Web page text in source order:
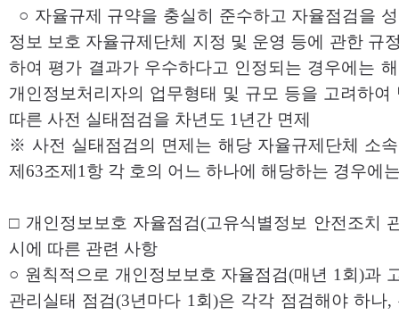
○ 자율규제 규약을 충실히 준수하고 자율점검을
정보 보호 자율규제단체 지정 및 운영 등에 관한 규
하여 평가 결과가 우수하다고 인정되는 경우에는
개인정보처리자의 업무형태 및 규모 등을 고려하여
따른 사전 실태점검을 차년도 1년간 면제
※ 사전 실태점검의 면제는 해당 자율규제단체 소
제63조제1항 각 호의 어느 하나에 해당하는 경우에
□ 개인정보보호 자율점검(고유식별정보 안전조치
시에 따른 관련 사항
○ 원칙적으로 개인정보보호 자율점검(매년 1회)과
관리실태 점검(3년마다 1회)은 각각 점검해야 하나